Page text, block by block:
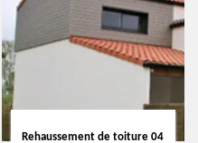
Rehaussement de toiture 04